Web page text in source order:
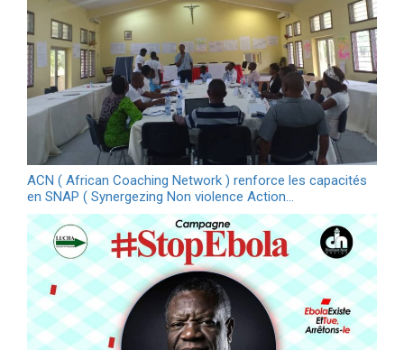
ACN ( African Coaching Network ) renforce les capacités
en SNAP ( Synergezing Non violence Action…